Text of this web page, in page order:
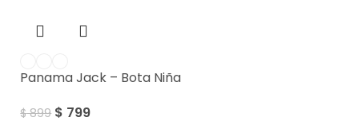
Panama Jack – Bota Niña
$899 $ 799